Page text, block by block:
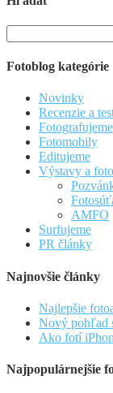
Fotoblog kategórie
Novinky
Recenzie a
Fotografujeme
Fotomobily
Editujeme
Výstavy a
AMFO
Surfujeme
PR články
Najnovšie články
Najlepšie
Nový pohľad
Ako fotí
Najpopulárnejšie